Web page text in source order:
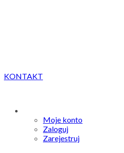
KONTAKT
Moje konto
Zaloguj
Zarejestruj